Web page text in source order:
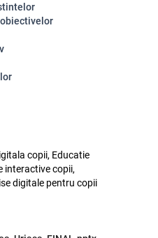
copii, Educatie
interactive copii,
digitale pentru copii